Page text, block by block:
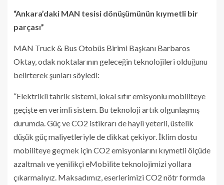
“Ankara’daki MAN tesisi dönüşümünün kıymetli bir
parçası”
MAN Truck & Bus Otobüs Birimi Başkanı Barbaros
Oktay, odak noktalarının geleceğin teknolojileri olduğunu
belirterek şunları söyledi:
“Elektrikli tahrik sistemi, lokal sıfır emisyonlu mobiliteye
geçişte en verimli sistem. Bu teknoloji artık olgunlaşmış
durumda. Güç ve CO2 istikrarı de hayli yeterli, üstelik
düşük güç maliyetleriyle de dikkat çekiyor. İklim dostu
mobiliteye geçmek için CO2 emisyonlarını kıymetli ölçüde
azaltmalı ve yenilikçi eMobilite teknolojimizi yollara
çıkarmalıyız. Maksadımız, eserlerimizi CO2 nötr formda